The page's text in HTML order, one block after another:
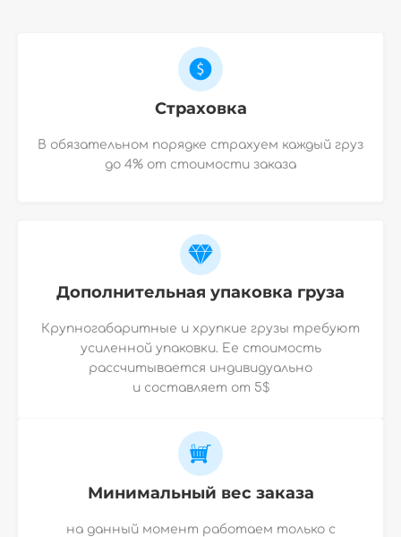
Страховка
В обязательном порядке страхуем каждый груз
до 4% от стоимости заказа
Дополнительная упаковка груза
Крупногабаритные и хрупкие грузы требуют
усиленной упаковки. Ее стоимость
рассчитывается индивидуально
и составляет от 5$
Минимальный вес заказа
на данный момент работаем только с